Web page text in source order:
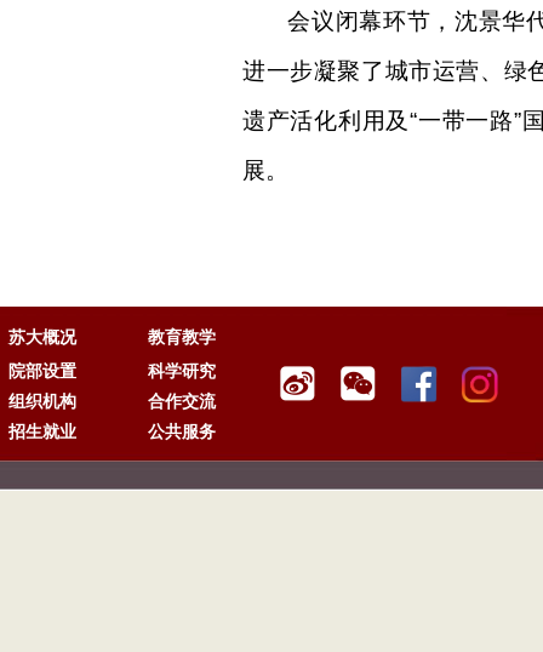
会议闭幕环节，沈景华
进一步凝聚了城市运营、绿
遗产活化利用及“一带一路”
展。
苏大概况
教育教学
院部设置
科学研究
组织机构
合作交流
招生就业
公共服务